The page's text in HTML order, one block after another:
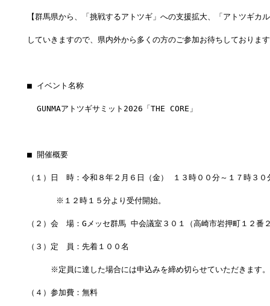
【群馬県から、「挑戦するアトツギ」への支援拡大、「アトツギカ
していきますので、県内外から多くの方のご参加お待ちしておりま
■ イベント名称
  GUNMAアトツギサミット2026「THE CORE」
■ 開催概要
（１）日　時：令和８年２月６日（金） １３時００分～１７時３０
      ※１２時１５分より受付開始。
（２）会　場：Gメッセ群馬 中会議室３０１（高崎市岩押町１２番
（３）定　員：先着１００名
※定員に達した場合には申込みを締め切らせていただきます。
（４）参加費：無料